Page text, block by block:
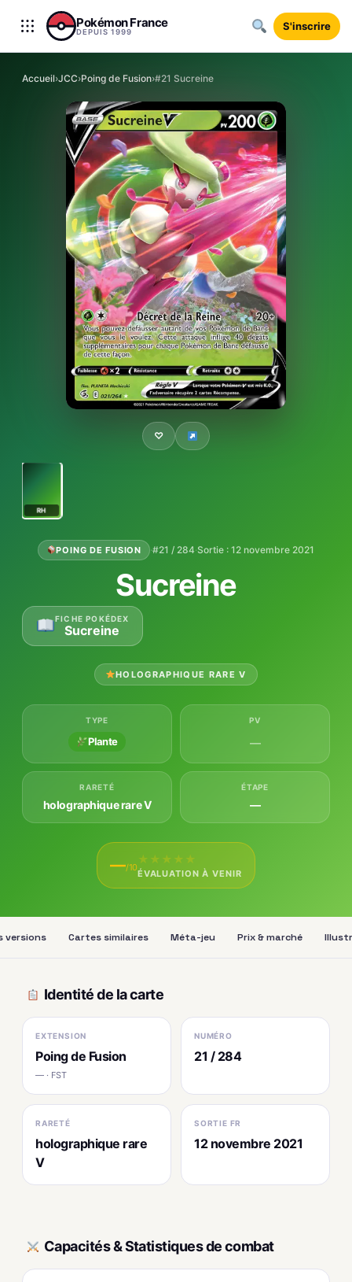
Aller au contenu
Pokémon France
DEPUIS 1999 S'inscrire
Accueil›JCC›Poing de Fusion›#21 Sucreine
♡
RH
POING DE FUSION ·#21 / 284·Sortie : 12 novembre 2021
Sucreine
FICHE POKÉDEX
Sucreine
HOLOGRAPHIQUE RARE V
TYPE
Plante
PV
—
RARETÉ
holographique rare V
ÉTAPE
—
—/10
★ ★ ★ ★ ★
ÉVALUATION À VENIR
versions Cartes similaires Méta-jeu Prix & marché
Identité de la carte
EXTENSION
Poing de Fusion
— · FST
NUMÉRO
21 / 284
RARETÉ
holographique rare
V
SORTIE FR
12 novembre 2021
Capacités & Statistiques de combat